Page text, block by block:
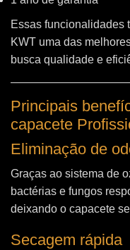
Essas funcionalidades
KWT uma das
busca qualidade e
Principais
capacete
Eliminação de
Graças ao sistema de
bactérias e fungos
deixando o capacete
Secagem rápida